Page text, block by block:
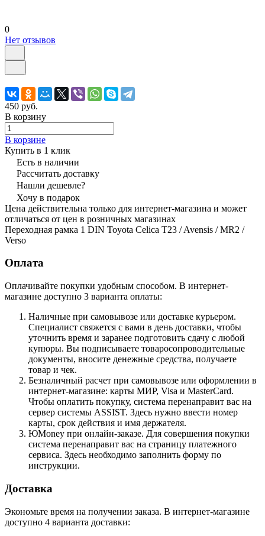
0
Нет отзывов
450 руб.
В корзину
В корзине
Купить в 1 клик
Есть в наличии
Рассчитать доставку
Нашли дешевле?
Хочу в подарок
Цена действительна только для интернет-магазина и может
отличаться от цен в розничных магазинах
Переходная рамка 1 DIN Toyota Celica T23 / Avensis / MR2 /
Verso
Оплата
Оплачивайте покупки удобным способом. В интернет-
магазине доступно 3 варианта оплаты:
Наличные при самовывозе или доставке курьером.
Специалист свяжется с вами в день доставки, чтобы
уточнить время и заранее подготовить сдачу с любой
купюры. Вы подписываете товаросопроводительные
документы, вносите денежные средства, получаете
товар и чек.
Безналичный расчет при самовывозе или оформлении в
интернет-магазине: карты МИР, Visa и MasterCard.
Чтобы оплатить покупку, система перенаправит вас на
сервер системы ASSIST. Здесь нужно ввести номер
карты, срок действия и имя держателя.
ЮMoney при онлайн-заказе. Для совершения покупки
система перенаправит вас на страницу платежного
сервиса. Здесь необходимо заполнить форму по
инструкции.
Доставка
Экономьте время на получении заказа. В интернет-магазине
доступно 4 варианта доставки: